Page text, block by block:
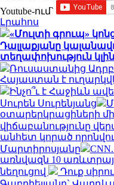
Youtube-ում`
Լրահոս
«Մուլտի գրուպ»
Դալլաքյանը
տեղափոխություն
Ռուսաստանից
Հայաստան է
Ինչո՞ւ է Հաջիևն
Սուրեն Սուրենյանց
օտարերկրացիների
վիճաբանությունը
անհետ կորած
Մարտիրոսյանը
առնվազն 10
նեղուցով
Դուք